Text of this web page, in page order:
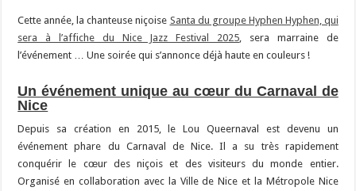
Cette année, la chanteuse niçoise Santa du groupe Hyphen Hyphen, qui
sera à l’affiche du Nice Jazz Festival 2025, sera marraine de
l’événement … Une soirée qui s’annonce déjà haute en couleurs !
Un événement unique au cœur du Carnaval de
Nice
Depuis sa création en 2015, le Lou Queernaval est devenu un
événement phare du Carnaval de Nice. Il a su très rapidement
conquérir le cœur des niçois et des visiteurs du monde entier.
Organisé en collaboration avec la Ville de Nice et la Métropole Nice